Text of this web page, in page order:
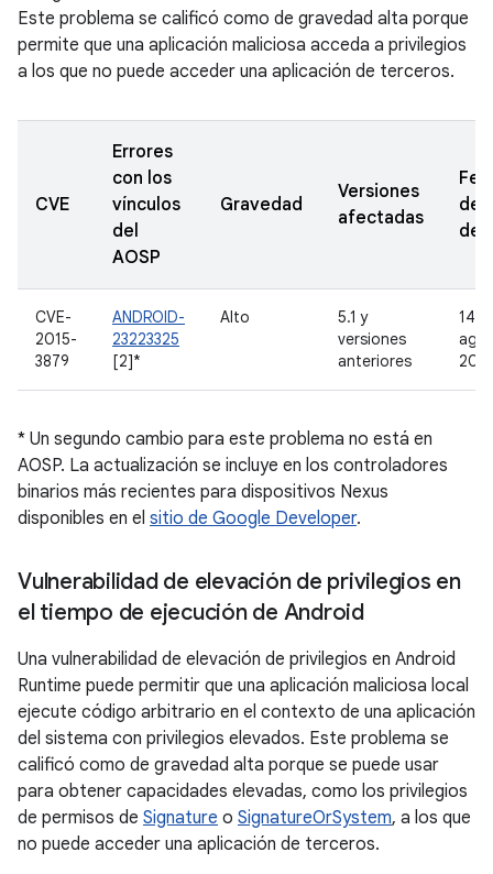
Este problema se calificó como de gravedad alta porque
permite que una aplicación maliciosa acceda a privilegios
a los que no puede acceder una aplicación de terceros.
CVE
Errores
con los
vínculos
del
AOSP
Gravedad
Versiones
afectadas
de
CVE-
2015-
3879
ANDROID-
23223325
[2]*
Alto
5.1 y
versiones
anteriores
14
2015
* Un segundo cambio para este problema no está en
AOSP. La actualización se incluye en los controladores
binarios más recientes para dispositivos Nexus
disponibles en el sitio de Google Developer.
Vulnerabilidad de elevación de privilegios en
el tiempo de ejecución de Android
Una vulnerabilidad de elevación de privilegios en Android
Runtime puede permitir que una aplicación maliciosa local
ejecute código arbitrario en el contexto de una aplicación
del sistema con privilegios elevados. Este problema se
calificó como de gravedad alta porque se puede usar
para obtener capacidades elevadas, como los privilegios
de permisos de Signature o SignatureOrSystem, a los que
no puede acceder una aplicación de terceros.